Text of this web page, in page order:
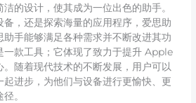
的设计，使其成为一位出色的助手。
，还是探索海量的应用程序，爱思助
手能够满足各种需求并不断改进其功
一款工具；它体现了致力于提升 Apple
随着现代技术的不断发展，用户可以
进步，为他们与设备进行更愉快、更
。